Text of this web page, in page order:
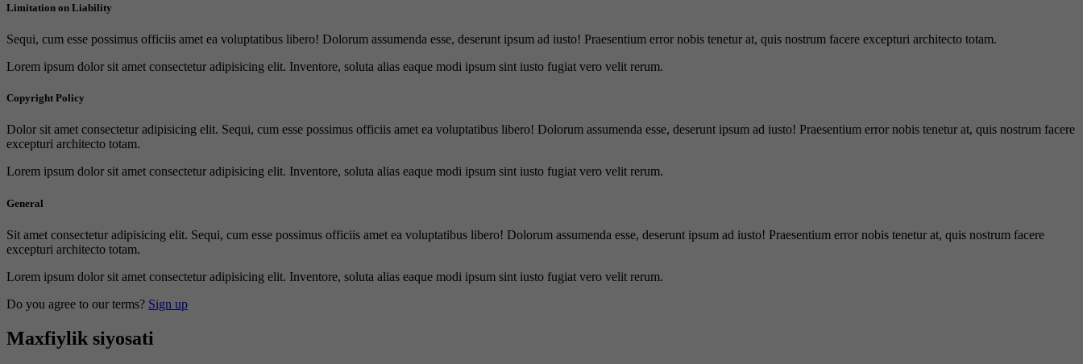
Limitation on Liability
Sequi, cum esse possimus officiis amet ea voluptatibus libero! Dolorum assumenda esse, deserunt ipsum ad iusto! Praesentium error nobis tenetur at, quis nostrum facere excepturi architecto totam.
Lorem ipsum dolor sit amet consectetur adipisicing elit. Inventore, soluta alias eaque modi ipsum sint iusto fugiat vero velit rerum.
Copyright Policy
Dolor sit amet consectetur adipisicing elit. Sequi, cum esse possimus officiis amet ea voluptatibus libero! Dolorum assumenda esse, deserunt ipsum ad iusto! Praesentium error nobis tenetur at, quis nostrum facere
excepturi architecto totam.
Lorem ipsum dolor sit amet consectetur adipisicing elit. Inventore, soluta alias eaque modi ipsum sint iusto fugiat vero velit rerum.
General
Sit amet consectetur adipisicing elit. Sequi, cum esse possimus officiis amet ea voluptatibus libero! Dolorum assumenda esse, deserunt ipsum ad iusto! Praesentium error nobis tenetur at, quis nostrum facere
excepturi architecto totam.
Lorem ipsum dolor sit amet consectetur adipisicing elit. Inventore, soluta alias eaque modi ipsum sint iusto fugiat vero velit rerum.
Do you agree to our terms? Sign up
Maxfiylik siyosati